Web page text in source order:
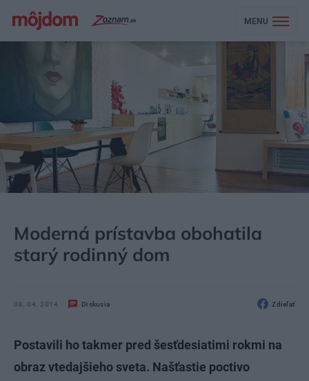
MENU
Moderná prístavba obohatila
starý rodinný dom
08. 04. 2014 Diskusia Zdieľať
Postavili ho takmer pred šesťdesiatimi rokmi na
obraz vtedajšieho sveta. Našťastie poctivo